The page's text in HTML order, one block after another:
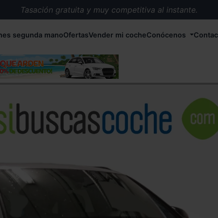
Tasación gratuita y muy competitiva al instante.
Más de 5.000 conductores satisfechos.
Buscamos el coche que tu quieras.
Recogemos tu coche en cualquier parte de España.
Compramos tu coche. Pago inmediato.
segunda manoOfertasVender mi cocheConócenos